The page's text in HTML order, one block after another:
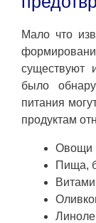
Мало что
существуют
было
питания
продуктам
Овощи
Пища,